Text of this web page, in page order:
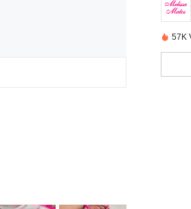
57K